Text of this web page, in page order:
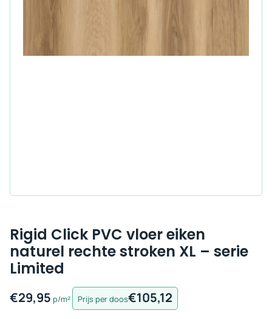
Rigid Click PVC vloer eiken
naturel rechte stroken XL – serie
Limited
€29,95 p/m² Prijs per doos€105,12